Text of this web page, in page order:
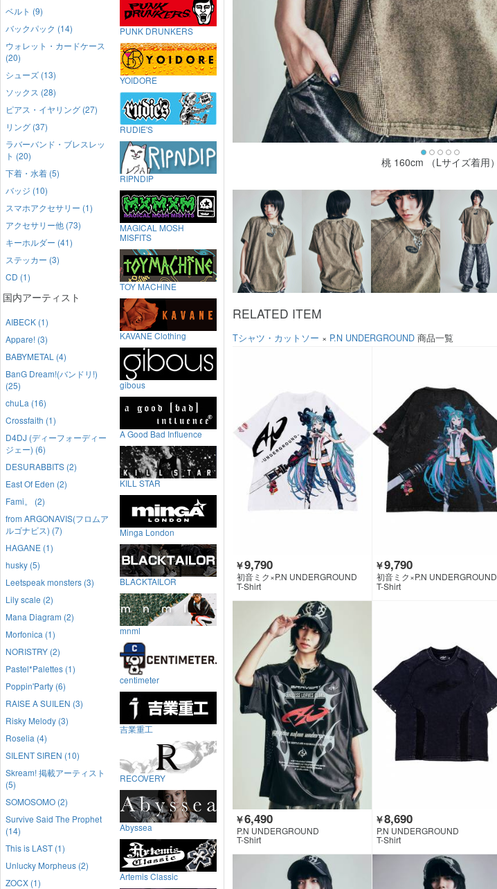
桃 160cm （Lサイズ着用）
RELATED ITEM
Tシャツ・カットソー × P.N UNDERGROUND 商品一覧
￥9,790
初音ミク×P.N UNDERGROUND
T-Shirt
￥9,790
初音ミク×P.N UNDERGROUND
T-Shirt
￥6,490
P.N UNDERGROUND
T-Shirt
￥8,690
P.N UNDERGROUND
T-Shirt
ベルト (9)
バックパック (14)
ウォレット・カードケース
(20)
シューズ (13)
ソックス (28)
ピアス・イヤリング (27)
リング (37)
ラバーバンド・ブレスレッ
ト (20)
下着・水着 (5)
バッジ (10)
スマホアクセサリー (1)
アクセサリー他 (73)
キーホルダー (41)
ステッカー (3)
CD (1)
国内アーティスト
AIBECK (1)
Appare! (3)
BABYMETAL (4)
BanG Dream!(バンドリ!)
(25)
chuLa (16)
Crossfaith (1)
D4DJ (ディーフォーディー
ジェー) (6)
DESURABBITS (2)
East Of Eden (2)
Fami。 (2)
from ARGONAVIS(フロムア
ルゴナビス) (7)
HAGANE (1)
husky (5)
Leetspeak monsters (3)
Lily scale (2)
Mana Diagram (2)
Morfonica (1)
NORISTRY (2)
Pastel*Palettes (1)
Poppin'Party (6)
RAISE A SUILEN (3)
Risky Melody (3)
Roselia (4)
SILENT SIREN (10)
Skream! 掲載アーティスト
(5)
SOMOSOMO (2)
Survive Said The Prophet
(14)
This is LAST (1)
Unlucky Morpheus (2)
ZOCX (1)
PUNK DRUNKERS
YOIDORE
RUDIE'S
RIPNDIP
MAGICAL MOSH
MISFITS
TOY MACHINE
KAVANE Clothing
gibous
A Good Bad Influence
KILL STAR
Minga London
BLACKTAILOR
mnml
centimeter
吉業重工
RECOVERY
Abyssea
Artemis Classic